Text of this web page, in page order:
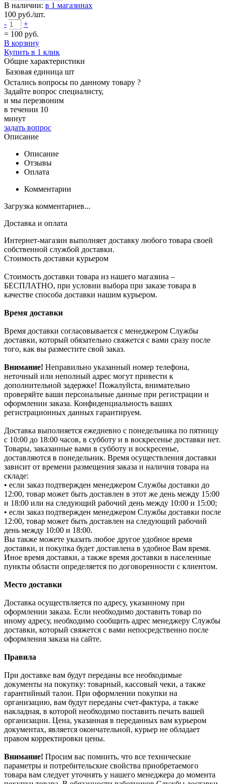
В наличии: в 1 магазинах
100 руб./шт.
-
+
= 100 руб.
В корзину
Купить в 1 клик
Общие характеристики
Базовая единица шт
Остались вопросы по данному товару ?
Задайте вопрос специалисту,
и мы перезвоним
в течении 10
минут
задать вопрос
Описание
Описание
Отзывы
Оплата
Комментарии
Загрузка комментариев...
Доставка и оплата
Интернет-магазин выполняет доставку любого товара своей
собственной службой доставки.
Стоимость доставки курьером
Стоимость доставки товара из нашего магазина –
БЕСПЛАТНО, при условии выбора при заказе товара в
качестве способа доставки нашим курьером.
Время доставки
Время доставки согласовывается с менеджером Службы
доставки, который обязательно свяжется с вами сразу после
того, как вы разместите свой заказ.
Внимание! Неправильно указанный номер телефона,
неточный или неполный адрес могут привести к
дополнительной задержке! Пожалуйста, внимательно
проверяйте ваши персональные данные при регистрации и
оформлении заказа. Конфиденциальность ваших
регистрационных данных гарантируем.
Доставка выполняется ежедневно с понедельника по пятницу
с 10:00 до 18:00 часов, в субботу и в воскресенье доставки нет.
Товары, заказанные вами в субботу и воскресенье,
доставляются в понедельник. Время осуществления доставки
зависит от времени размещения заказа и наличия товара на
складе:
• если заказ подтвержден менеджером Службы доставки до
12:00, товар может быть доставлен в этот же день между 15:00
и 18:00 или на следующий рабочий день между 10:00 и 15:00;
• если заказ подтвержден менеджером Службы доставки после
12:00, товар может быть доставлен на следующий рабочий
день между 10:00 и 18:00.
Вы также можете указать любое другое удобное время
доставки, и покупка будет доставлена в удобное Вам время.
Иное время доставки, а также время доставки в населенные
пункты области определяется по договоренности с клиентом.
Место доставки
Доставка осуществляется по адресу, указанному при
оформлении заказа. Если необходимо доставить товар по
иному адресу, необходимо сообщить адрес менеджеру Службы
доставки, который свяжется с вами непосредственно после
оформления заказа на сайте.
Правила
При доставке вам будут переданы все необходимые
документы на покупку: товарный, кассовый чеки, а также
гарантийный талон. При оформлении покупки на
организацию, вам будут переданы счет-фактура, а также
накладная, в которой необходимо поставить печать вашей
организации. Цена, указанная в переданных вам курьером
документах, является окончательной, курьер не обладает
правом корректировки цены.
Внимание! Просим вас помнить, что все технические
параметры и потребительские свойства приобретаемого
товара вам следует уточнять у нашего менеджера до момента